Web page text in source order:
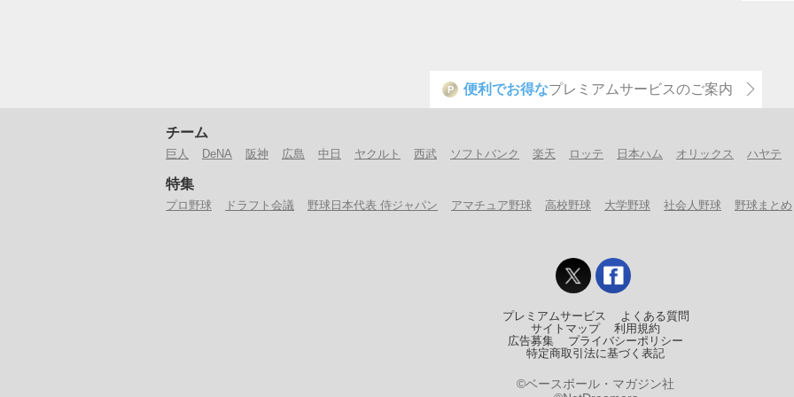
P 便利でお得なプレミアムサービスのご案内
チーム
巨人 DeNA 阪神 広島 中日 ヤクルト 西武 ソフトバンク 楽天 ロッテ 日本ハム オリックス ハヤテ
特集
プロ野球 ドラフト会議 野球日本代表 侍ジャパン アマチュア野球 高校野球 大学野球 社会人野球 野球まとめ
プレミアムサービス
よくある質問
サイトマップ
利用規約
広告募集
プライバシーポリシー
特定商取引法に基づく表記
©ベースボール・マガジン社